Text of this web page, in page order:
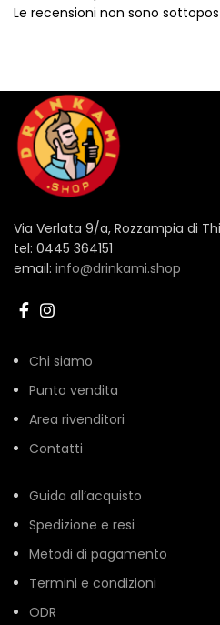
Le recensioni non sono
Via Verlata 9/a, Rozzampia di
tel: 0445 364151
email: info@drinkami.shop
Chi siamo
Punto vendita
Area rivenditori
Contatti
Guida all’acquisto
Spedizione e resi
Metodi di pagamento
Termini e condizioni
ODR